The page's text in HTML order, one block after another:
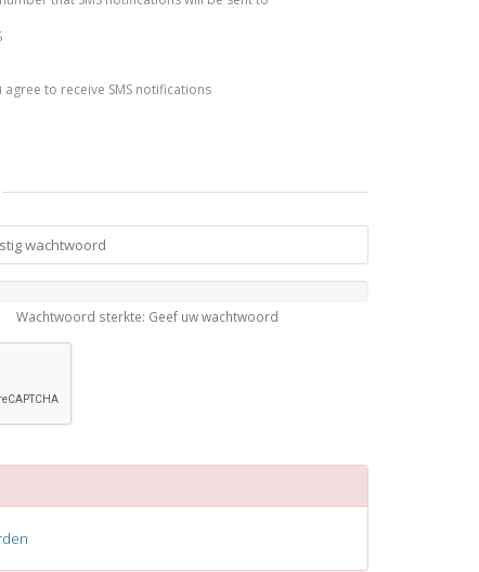
agree to receive SMS notifications
Wachtwoord sterkte: Geef uw wachtwoord